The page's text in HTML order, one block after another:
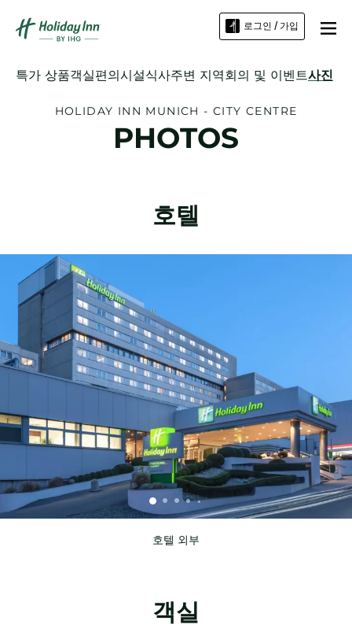
로그인 / 가입
특가 상품객실편의시설식사주변 지역회의 및 이벤트사진
HOLIDAY INN MUNICH - CITY CENTRE
PHOTOS
호텔
호텔 외부
객실